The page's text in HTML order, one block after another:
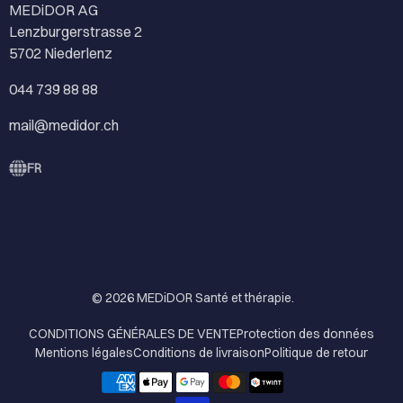
MEDiDOR AG
Lenzburgerstrasse 2
5702 Niederlenz
044 739 88 88
mail@medidor.ch
FR
© 2026MEDiDOR Santé et thérapie.
CONDITIONS GÉNÉRALES DE VENTEProtection des données
Mentions légalesConditions de livraisonPolitique de retour